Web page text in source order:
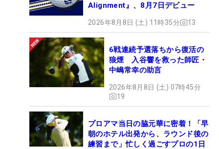
Alignment』、8月7日デビュー
2026年8月8日 (土) 11時35分 13
6戦連続予選落ちから復活の
狼煙 入谷響を救った師匠・
中嶋常幸の助言
2026年8月8日 (土) 07時45分
19
プロアマ当日の脇元華に密着！「早
朝のホテル出発から、ラウンド後の
練習まで」忙しく過ごすプロの1日